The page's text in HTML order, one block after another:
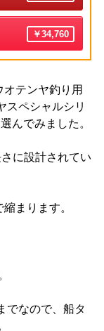
￥34,760
テンヤ釣り用
スペシャルシリ
んでみました。
に設計されてい
まります。
でなので、船タ